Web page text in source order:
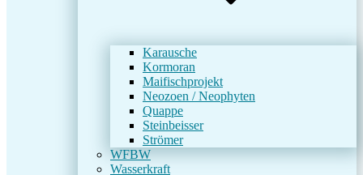
Karausche
Kormoran
Maifischprojekt
Neozoen / Neophyten
Quappe
Steinbeisser
Strömer
WFBW
Wasserkraft